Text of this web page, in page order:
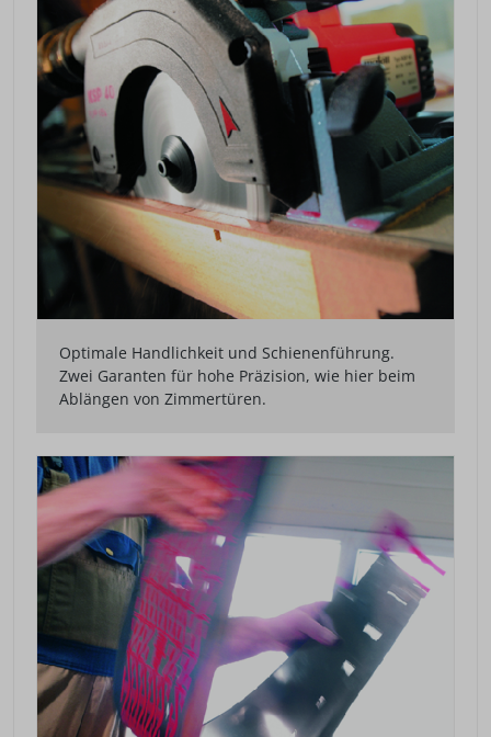
Optimale Handlichkeit und Schienenführung.
Zwei Garanten für hohe Präzision, wie hier beim
Ablängen von Zimmertüren.